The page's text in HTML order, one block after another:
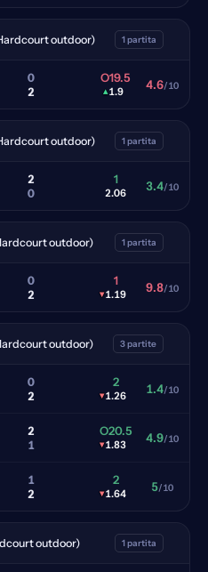
outdoor) 1 partita
0
2
O19.5
▴1.9 4.6/10
outdoor) 1 partita
2
0
1
2.06 3.4/10
outdoor) 1 partita
0
2
1
▾1.19 9.8/10
outdoor) 3 partite
0
2
2
▾1.26 1.4/10
2
1
O20.5
▾1.83 4.9/10
1
2
2
▾1.64 5/10
outdoor) 1 partita